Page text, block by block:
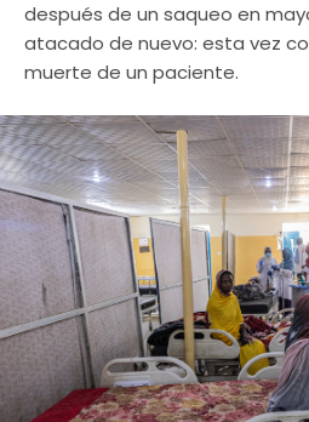
después de un saqueo en
atacado de nuevo: esta vez
muerte de un paciente.